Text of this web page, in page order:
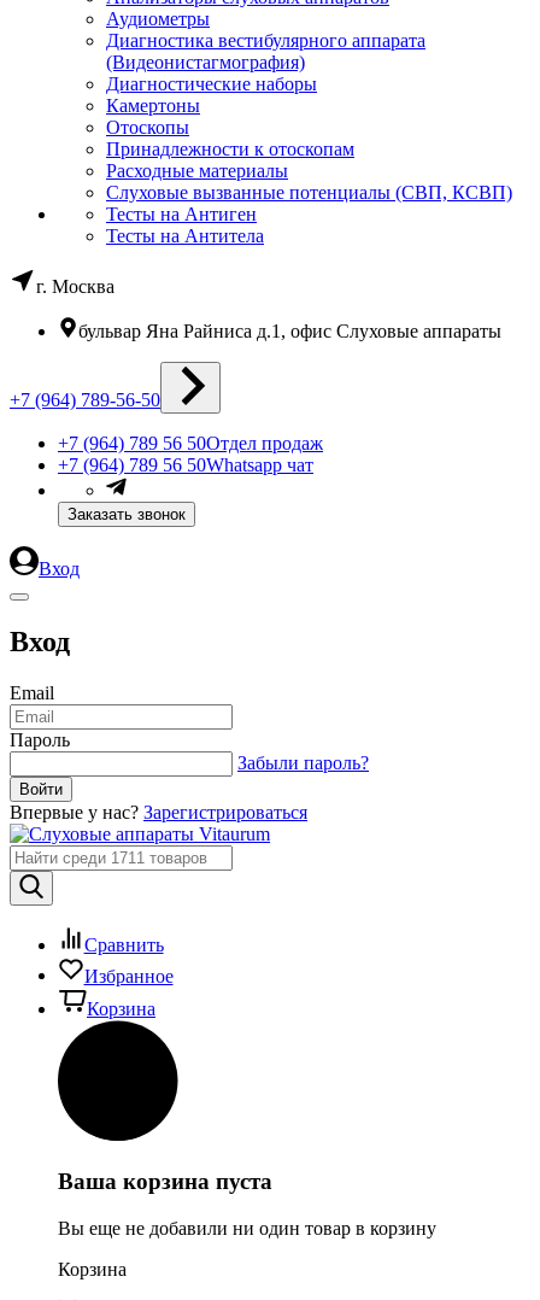
Аудиометры
Диагностика вестибулярного аппарата
(Видеонистагмография)
Диагностические наборы
Камертоны
Отоскопы
Принадлежности к отоскопам
Расходные материалы
Слуховые вызванные потенциалы (СВП, КСВП)
Тесты на Антиген
Тесты на Антитела
г. Москва
бульвар Яна Райниса д.1, офис Слуховые аппараты
+7 (964) 789-56-50
+7 (964) 789 56 50Отдел продаж
+7 (964) 789 56 50Whatsapp чат
Заказать звонок
Вход
Вход
Email
Пароль
Забыли пароль?
Впервые у нас? Зарегистрироваться
Сравнить
Избранное
Корзина
Ваша корзина пуста
Вы еще не добавили ни один товар в корзину
Корзина